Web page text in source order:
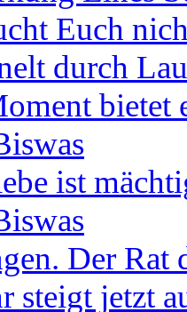
Euch
durch
bietet
ist
Der
steigt jetzt